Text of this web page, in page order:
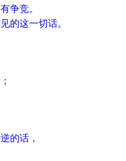
争竞。
的这一切话。
的话，